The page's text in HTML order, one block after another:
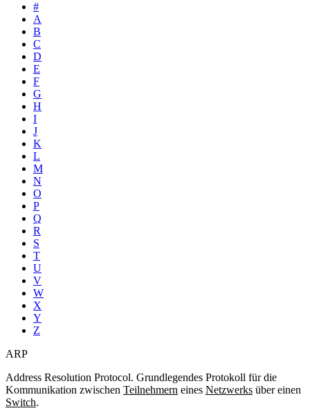
#
A
B
C
D
E
F
G
H
I
J
K
L
M
N
O
P
Q
R
S
T
U
V
W
X
Y
Z
ARP
Address Resolution Protocol. Grundlegendes Protokoll für die
Kommunikation zwischen Teilnehmern eines Netzwerks über einen
Switch.